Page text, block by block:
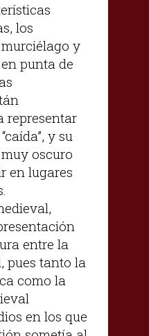
los
y
punta de
representar
y su
oscuro
en lugares
entre la
pues tanto la
como la
en los que